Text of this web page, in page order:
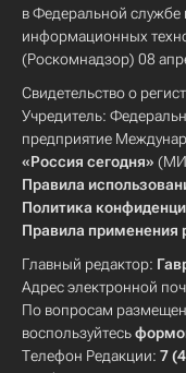
в Федеральной службе
информационных
(Роскомнадзор) 08
Свидетельство о
Учредитель:
предприятие
«Россия сегодня»
Правила
Политика
Правила применения
Главный редактор:
Адрес электронной
По вопросам
воспользуйтесь
Телефон Редакции: 7